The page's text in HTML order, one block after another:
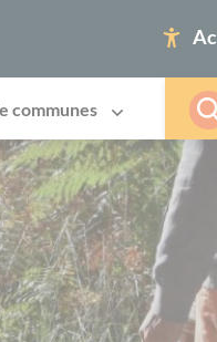
communes